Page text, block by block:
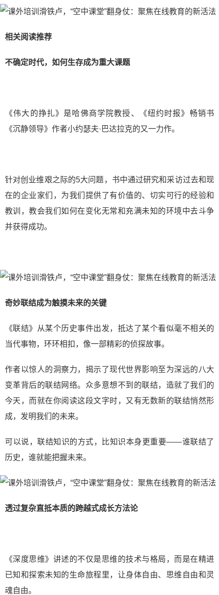
相关阅读推荐
不确定时代，如何生存成为重大课题
《伟大的挣扎》是哈佛商学院教授、《纽约时报》畅销书
《沉静领导》作者小约瑟夫·巴达拉克的又一力作。
针对创业维艰之际的5大问题，书中通过研究和采访过去和现
在的企业家们，为我们提供了有价值的、切实可行的经验和
教训，教会我们如何在变化无常和充满未知的环境中去斗争
并获得成功。
奇妙联结成为触摸未来的关键
《联结》从某个历史事件出发，抵达了某个看似毫不相关的
当代事物，环环相扣，像一部精彩的侦探故事。
作者以惊人的洞察力，揭示了现代世界影响至为深远的八大
变革背后的联结网络。众多意想不到的联结，造就了我们的
今天，而就在你阅读这段文字时，又有无数新的联结悄然形
成，发明我们的未来。
可以说，联结知识的方式，比知识本身更重要——谁联结了
历史，谁就能把握未来。
透过复杂直抵本质的跨越式成长方法论
《深度思维》讲述的不仅是思维的技术与格局，而是在精进
已知和探索未知的生命旅程里，让身体自由、思维自由和灵
魂自由。